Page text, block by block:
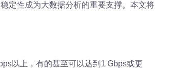
定性成为大数据分析的重要支撑。本文将
以上，有的甚至可以达到1 Gbps或更